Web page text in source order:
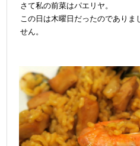
さて私の前菜はパエリヤ。
この日は木曜日だったのでありま
せん。